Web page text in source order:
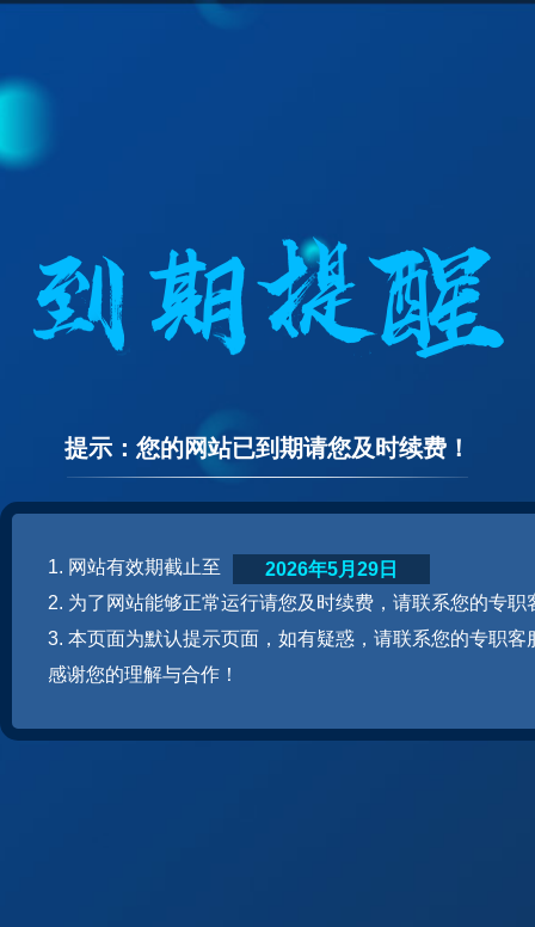
提示：您的网站已到期请您及时续费！
1. 网站有效期截止至
2. 为了网站能够正常运行请您及时续费，请联系您的专职
3. 本页面为默认提示页面，如有疑惑，请联系您的专职客
感谢您的理解与合作！
2026年5月29日